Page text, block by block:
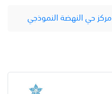
مركز حي النهضة النموذجي